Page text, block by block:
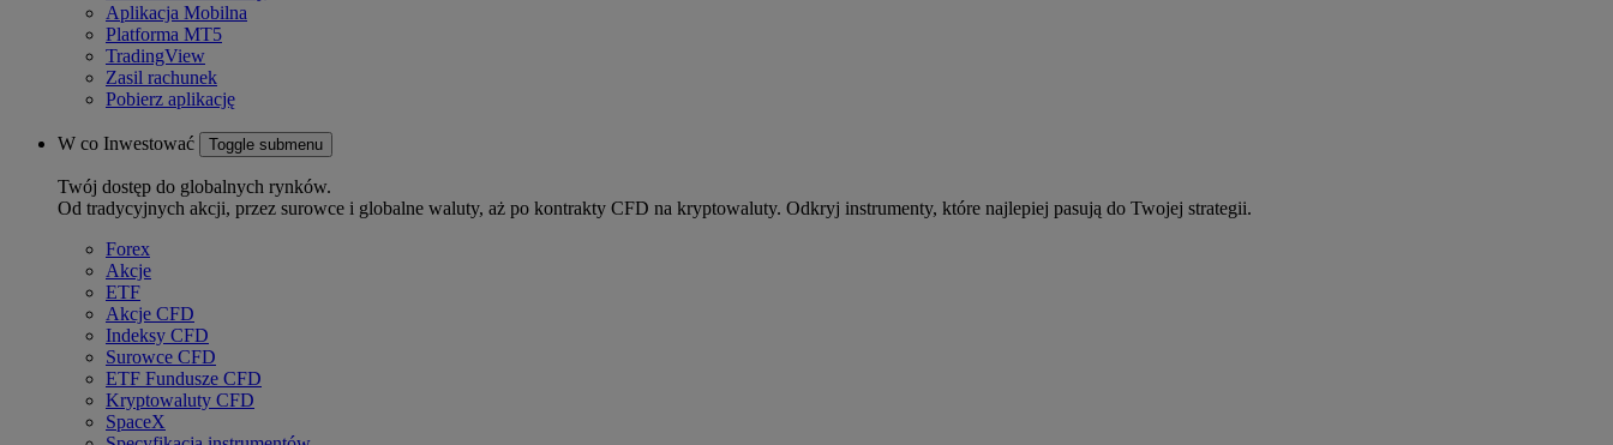
Aplikacja Mobilna
Platforma MT5
TradingView
Zasil rachunek
Pobierz aplikację
W co Inwestować Toggle submenu
Twój dostęp do globalnych rynków.
Od tradycyjnych akcji, przez surowce i globalne waluty, aż po kontrakty CFD na kryptowaluty. Odkryj instrumenty, które najlepiej pasują do Twojej strategii.
Forex
Akcje
ETF
Akcje CFD
Indeksy CFD
Surowce CFD
ETF Fundusze CFD
Kryptowaluty CFD
SpaceX